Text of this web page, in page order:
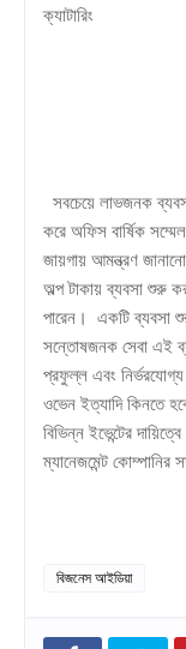
ক্যাটারিং
সবচেয়ে লাভজনক
করে অফিস বার্ষিক
জায়গায় আমন্ত্রণ
অল্প টাকায় ব্যবসা শুরু
পারেন। একটি ব্যবসা
সন্তোষজনক সেবা এই
প্রফুল্ল এবং
ওভেন ইত্যাদি কিনতে
বিভিন্ন ইভেন্টের
ম্যানেজমেন্ট কোম্পানির
বিজনেস আইডিয়া